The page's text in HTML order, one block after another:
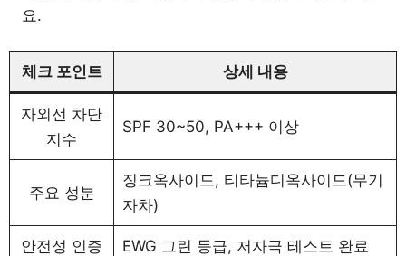
요.
체크 포인트 상세 내용
자외선 차단
지수
SPF 30~50, PA+++ 이상
주요 성분
징크옥사이드, 티타늄디옥사이드(무기
자차)
안전성 인증 EWG 그린 등급, 저자극 테스트 완료